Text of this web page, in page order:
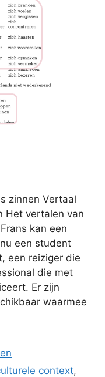
zinnen Vertaal
Het vertalen van
kan een
een student
een reiziger die
die met
Er zijn
waarmee
context,